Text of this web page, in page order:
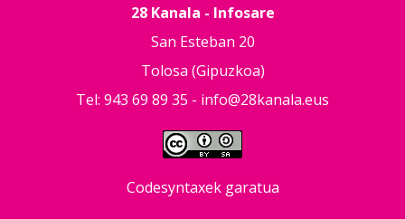
28 Kanala - Infosare
San Esteban 20
Tolosa (Gipuzkoa)
Tel: 943 69 89 35 - info@28kanala.eus
Codesyntaxek garatua